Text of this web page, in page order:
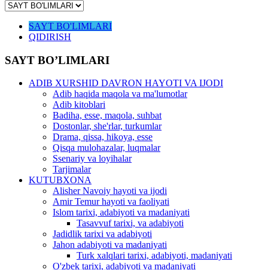
SAYT BO'LIMLARI
QIDIRISH
SAYT BO’LIMLARI
ADIB XURSHID DAVRON HAYOTI VA IJODI
Adib haqida maqola va ma'lumotlar
Adib kitoblari
Badiha, esse, maqola, suhbat
Dostonlar, she'rlar, turkumlar
Drama, qissa, hikoya, esse
Qisqa mulohazalar, luqmalar
Ssenariy va loyihalar
Tarjimalar
KUTUBXONA
Alisher Navoiy hayoti va ijodi
Amir Temur hayoti va faoliyati
Islom tarixi, adabiyoti va madaniyati
Tasavvuf tarixi, va adabiyoti
Jadidlik tarixi va adabiyoti
Jahon adabiyoti va madaniyati
Turk xalqlari tarixi, adabiyoti, madaniyati
O'zbek tarixi, adabiyoti va madaniyati